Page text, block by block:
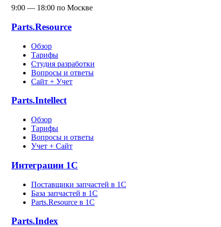
9:00 — 18:00 по Москве
Parts.Resource
Обзор
Тарифы
Студия разработки
Вопросы и ответы
Сайт + Учет
Parts.Intellect
Обзор
Тарифы
Вопросы и ответы
Учет + Сайт
Интеграции 1С
Поставщики запчастей в 1C
База запчастей в 1С
Parts.Resource в 1C
Parts.Index